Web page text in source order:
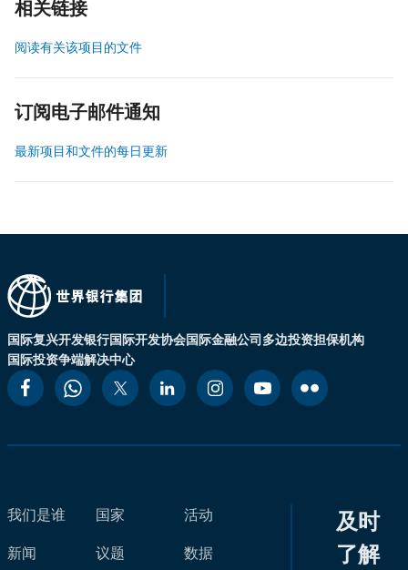
相关链接
阅读有关该项目的文件
订阅电子邮件通知
最新项目和文件的每日更新
国际复兴开发银行国际开发协会国际金融公司多边投资担保机构
国际投资争端解决中心
我们是谁
新闻
国家
议题
活动
数据
及时
了解